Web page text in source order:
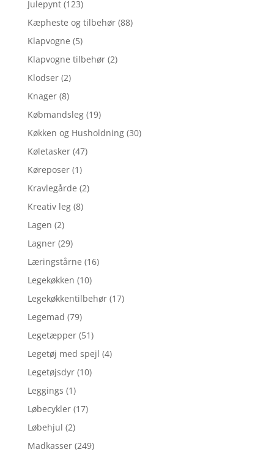
Julepynt (123)
Kæpheste og tilbehør (88)
Klapvogne (5)
Klapvogne tilbehør (2)
Klodser (2)
Knager (8)
Købmandsleg (19)
Køkken og Husholdning (30)
Køletasker (47)
Køreposer (1)
Kravlegårde (2)
Kreativ leg (8)
Lagen (2)
Lagner (29)
Læringstårne (16)
Legekøkken (10)
Legekøkkentilbehør (17)
Legemad (79)
Legetæpper (51)
Legetøj med spejl (4)
Legetøjsdyr (10)
Leggings (1)
Løbecykler (17)
Løbehjul (2)
Madkasser (249)